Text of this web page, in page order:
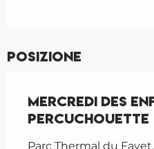
Posizione
Mercredi des
percuchouette
Parc Thermal du